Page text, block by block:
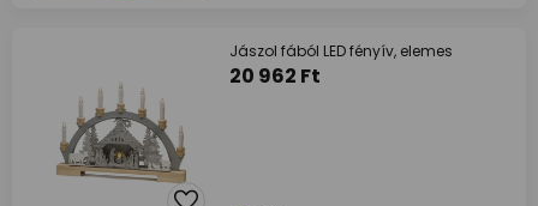
Jászol fából LED fényív, elemes
20 962 Ft